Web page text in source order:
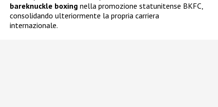
bareknuckle boxing nella promozione statunitense BKFC,
consolidando ulteriormente la propria carriera
internazionale.